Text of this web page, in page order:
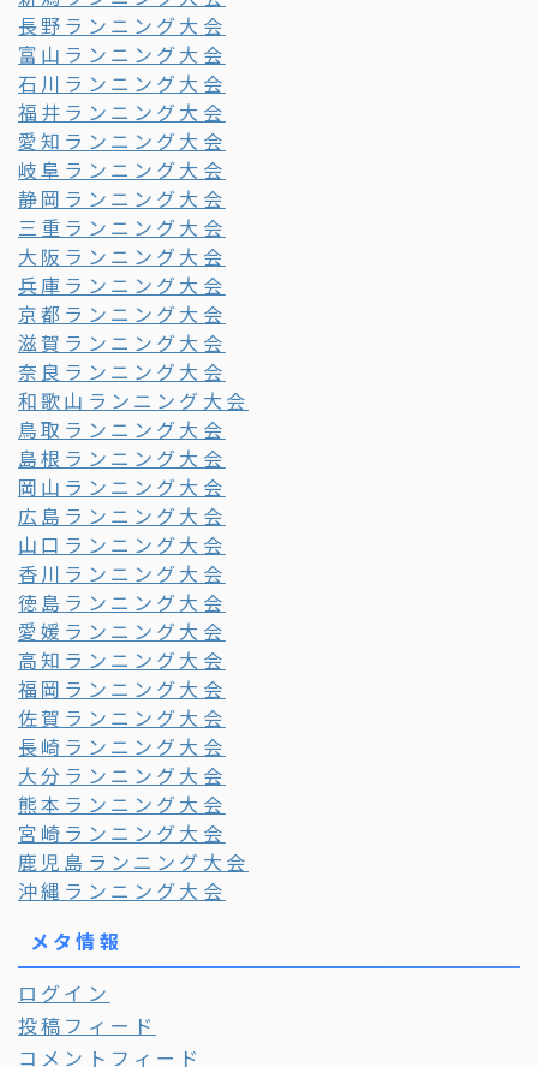
長野ランニング大会
富山ランニング大会
石川ランニング大会
福井ランニング大会
愛知ランニング大会
岐阜ランニング大会
静岡ランニング大会
三重ランニング大会
大阪ランニング大会
兵庫ランニング大会
京都ランニング大会
滋賀ランニング大会
奈良ランニング大会
和歌山ランニング大会
鳥取ランニング大会
島根ランニング大会
岡山ランニング大会
広島ランニング大会
山口ランニング大会
香川ランニング大会
徳島ランニング大会
愛媛ランニング大会
高知ランニング大会
福岡ランニング大会
佐賀ランニング大会
長崎ランニング大会
大分ランニング大会
熊本ランニング大会
宮崎ランニング大会
鹿児島ランニング大会
沖縄ランニング大会
メタ情報
ログイン
投稿フィード
コメントフィード